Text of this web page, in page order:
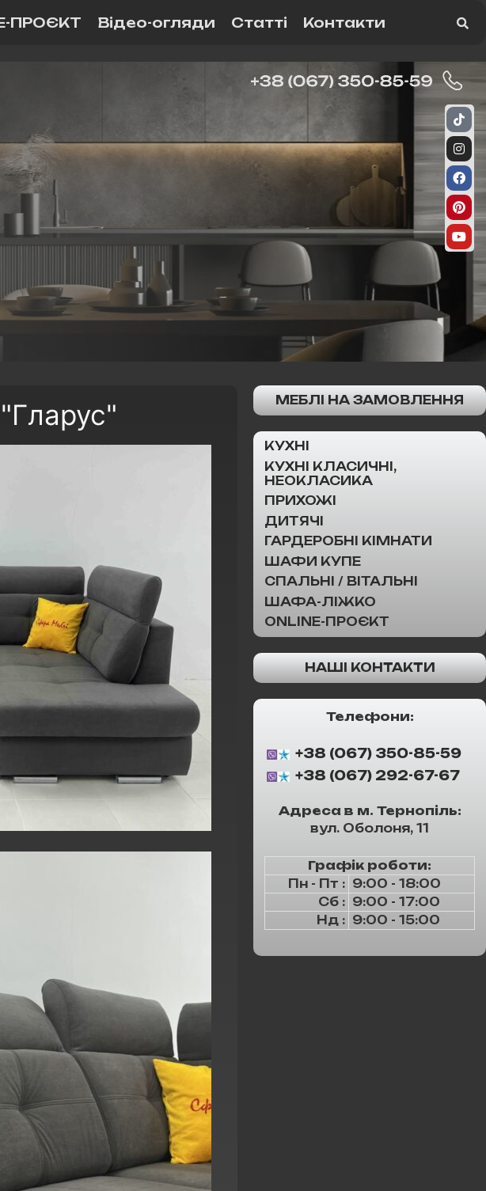
ПРОЄКТ Відео-огляди Статті Контакти
МЕБЛІ НА ЗАМОВЛЕННЯ
КУХНІ
КУХНІ КЛАСИЧНІ,
НЕОКЛАСИКА
ПРИХОЖІ
ДИТЯЧІ
ГАРДЕРОБНІ КІМНАТИ
ШАФИ КУПЕ
СПАЛЬНІ / ВІТАЛЬНІ
ШАФА-ЛІЖКО
ONLINE-ПРОЄКТ
НАШІ КОНТАКТИ
Телефони:
+38 (067) 350-85-59
+38 (067) 292-67-67
Адреса в м. Тернопіль:
вул. Оболоня, 11
Графік роботи:
Пн - Пт : 9:00 - 18:00
Сб : 9:00 - 17:00
Нд : 9:00 - 15:00